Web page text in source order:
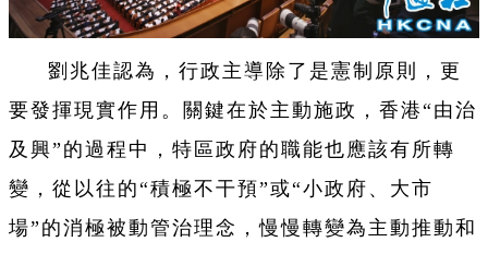
劉兆佳認為，行政主導除了是憲制原則，更
要發揮現實作用。關鍵在於主動施政，香港“由治
及興”的過程中，特區政府的職能也應該有所轉
變，從以往的“積極不干預”或“小政府、大市
場”的消極被動管治理念，慢慢轉變為主動推動和